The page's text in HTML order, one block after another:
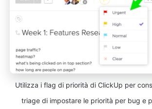
Utilizza i flag di priorità di ClickUp per
triage di impostare le priorità per bug e